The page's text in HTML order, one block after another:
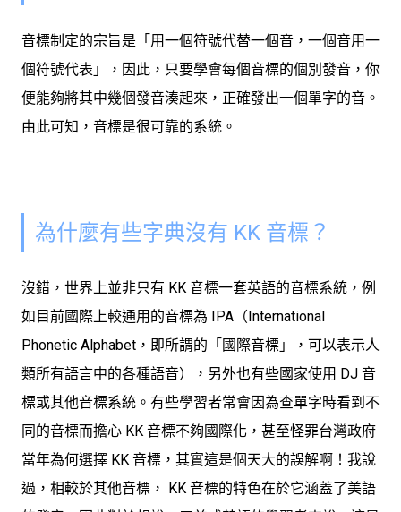
音標制定的宗旨是「用一個符號代替一個音，一個音用一
個符號代表」，因此，只要學會每個音標的個別發音，你
便能夠將其中幾個發音湊起來，正確發出一個單字的音。
由此可知， 音標是很可靠的系統 。
為什麼有些字典沒有 KK 音標？
沒錯，世界上並非只有 KK 音標一套英語的音標系統，例
如 目前國際上較通用的音標為 IPA （International
Phonetic Alphabet，即所謂的「國際音標」，可以表示人
類所有語言中的各種語音）， 另外也有些國家使用 DJ 音
標或其他音標系統 。有些學習者常會因為查單字時看到不
同的音標而擔心 KK 音標不夠國際化，甚至怪罪台灣政府
當年為何選擇 KK 音標，其實這是個天大的誤解啊！我說
過，相較於其他音標， KK 音標的特色在於它涵蓋了美語